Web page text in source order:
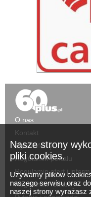
Nasze strony
pliki cookies.
Używamy plików
naszego serwisu oraz
naszej strony wyrażasz
O nas
Kontakt
Zgłoś ofertę
Regulamin portalu
Regulamin ofert i
Regulamin reklam